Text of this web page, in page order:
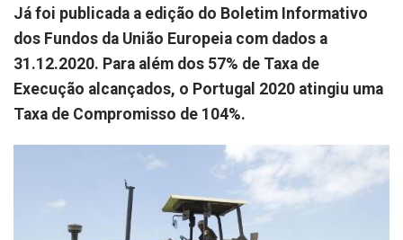
Já foi publicada a edição do Boletim Informativo
dos Fundos da União Europeia com dados a
31.12.2020. Para além dos 57% de Taxa de
Execução alcançados, o Portugal 2020 atingiu uma
Taxa de Compromisso de 104%.